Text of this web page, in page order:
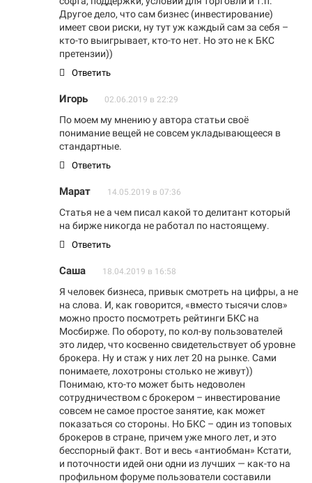
Другое дело, что сам бизнес (инвестирование)
имеет свои риски, ну тут уж каждый сам за себя –
кто-то выигрывает, кто-то нет. Но это не к БКС
претензии))
Ответить
Игорь 02.06.2019 в 22:29
По моем му мнению у автора статьи своё
понимание вещей не совсем укладывающееся в
стандартные.
Ответить
Марат 14.05.2019 в 07:36
Статья не а чем писал какой то делитант который
на бирже никогда не работал по настоящему.
Ответить
Саша 18.04.2019 в 16:58
Я человек бизнеса, привык смотреть на цифры, а не
на слова. И, как говорится, «вместо тысячи слов»
можно просто посмотреть рейтинги БКС на
Мосбирже. По обороту, по кол-ву пользователей
это лидер, что косвенно свидетельствует об уровне
брокера. Ну и стаж у них лет 20 на рынке. Сами
понимаете, лохотроны столько не живут))
Понимаю, кто-то может быть недоволен
сотрудничеством с брокером – инвестирование
совсем не самое простое занятие, как может
показаться со стороны. Но БКС – один из топовых
брокеров в стране, причем уже много лет, и это
бесспорный факт. Вот и весь «антиобман» Кстати,
и поточности идей они одни из лучших — как-то на
профильном форуме пользователи составили